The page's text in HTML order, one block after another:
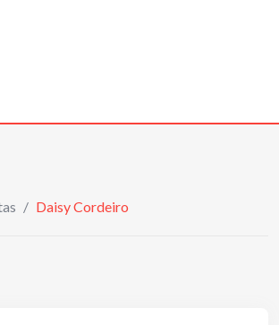
/ Daisy Cordeiro